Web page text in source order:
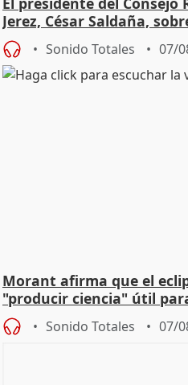
Jerez, César Saldaña,
Sonido Totales 07/
Morant afirma que el
"producir ciencia" útil
Sonido Totales 07/